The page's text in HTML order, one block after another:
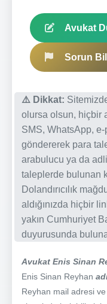
Avukat
Sorun
⚠️ Dikkat:
olursa olsun, hiçbir
SMS, WhatsApp,
göndererek para
arabulucu ya da
taleplerde bulunan
Dolandırıcılık
aldığınızda hiçbir
yakın Cumhuriyet
duyurusunda
Avukat Enis Sinan
Enis Sinan Reyhan
Reyhan mail adresi